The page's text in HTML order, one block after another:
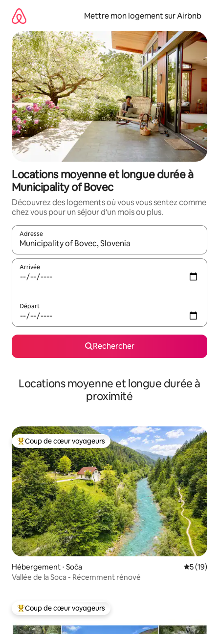
directement
contenu
Mettre mon logement sur Airbnb
Locations moyenne et longue durée à
Municipality of Bovec
Découvrez des logements où vous vous sentez comme
chez vous pour un séjour d'un mois ou plus.
Adresse
Lorsque les résultats s'affichent, utilisez les flèches vers le
Arrivée
Départ
Rechercher
Locations moyenne et longue durée à
proximité
Coups de cœur voyageurs les plus appréciés
Coup de cœur voyageurs
Hébergement ⋅ Soča
5 (19)
Vallée de la Soca - Récemment rénové
Coups de cœur voyageurs les plus appréciés
Coup de cœur voyageurs